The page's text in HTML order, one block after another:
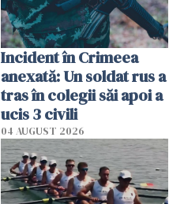
Incident în Crimeea
anexată: Un soldat rus a
tras în colegii săi apoi a
ucis 3 civili
04 AUGUST 2026